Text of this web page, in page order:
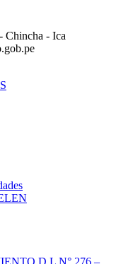
Chincha - Ica
D.L N° 276 –